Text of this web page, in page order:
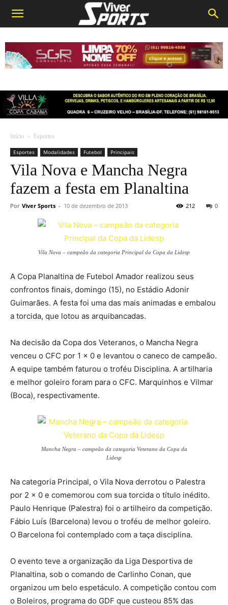
Início Esportes
Esportes Modalidades Futebol Principais
Vila Nova e Mancha Negra
fazem a festa em Planaltina
Por Viver Sports - 10 de dezembro de 2013 0
212
Vila Nova – campeão da categoria Principal da Copa da Lidesp
A Copa Planaltina de Futebol Amador realizou seus
confrontos finais, domingo (15), no Estádio Adonir
Guimarães. A festa foi uma das mais animadas e embalou
a torcida, que lotou as arquibancadas.
Na decisão da Copa dos Veteranos, o Mancha Negra
venceu o CFC por 1 x 0 e levantou o caneco de campeão.
A equipe também faturou o troféu Disciplina. A artilharia
e melhor goleiro foram para o CFC. Marquinhos e Vilmar
(Boca), respectivamente.
Mancha Negra – campeão da categoria Veterano da Copa da
Lidesp
Na categoria Principal, o Vila Nova derrotou o Palestra
por 2 x 0 e comemorou com sua torcida o título inédito.
Paulo Henrique (Palestra) foi o artilheiro da competição.
Fábio Luís (Barcelona) levou o troféu de melhor goleiro.
O Barcelona foi contemplado com a taça disciplina.
O evento teve a organização da Liga Desportiva de
Planaltina, sob o comando de Carlinho Conan, que
organizou um belo espetáculo. A competição contou com
o Boleiros, programa do GDF que custeou 85% das